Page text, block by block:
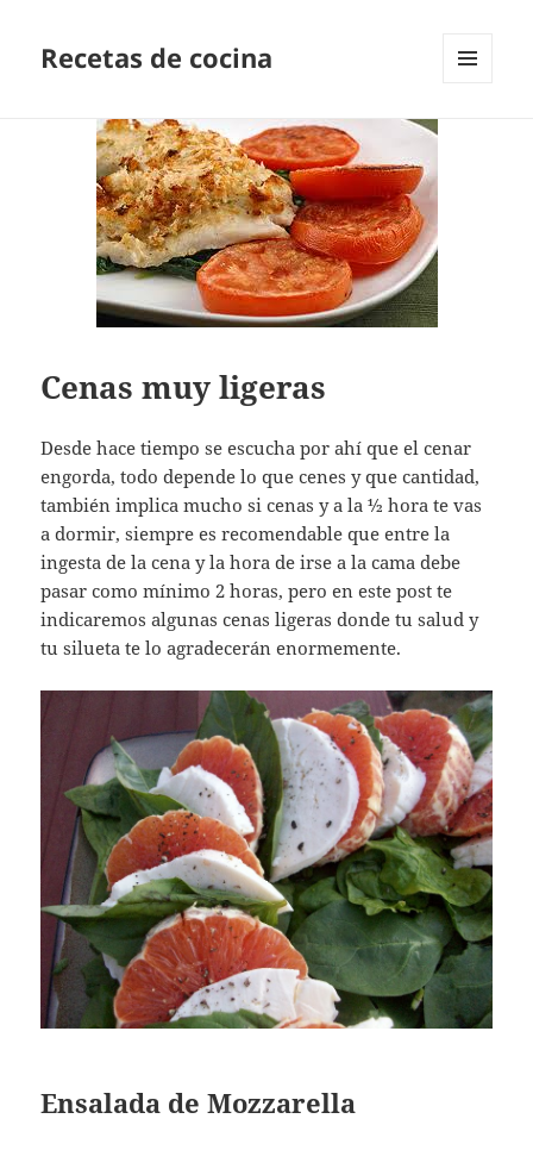
Recetas de cocina
Cenas muy ligeras
Desde hace tiempo se escucha por ahí que el cenar
engorda, todo depende lo que cenes y que cantidad,
también implica mucho si cenas y a la ½ hora te vas
a dormir, siempre es recomendable que entre la
ingesta de la cena y la hora de irse a la cama debe
pasar como mínimo 2 horas, pero en este post te
indicaremos algunas cenas ligeras donde tu salud y
tu silueta te lo agradecerán enormemente.
Ensalada de Mozzarella